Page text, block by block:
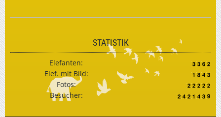
STATISTIK
Elefanten:
Elef. mit Bild:
Fotos:
Besucher: